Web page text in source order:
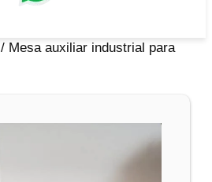
/ Mesa auxiliar industrial para